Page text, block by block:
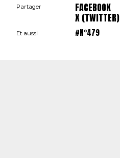
Partager FACEBOOK
X (TWITTER)
Et aussi #N°479